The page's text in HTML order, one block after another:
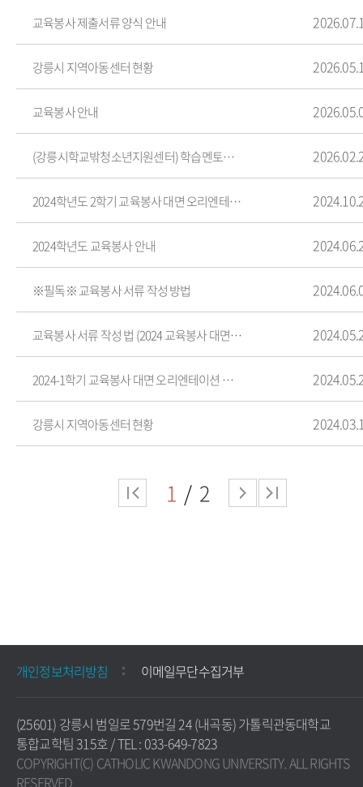
교육봉사 제출서류 양식 안내
강릉시 지역아동센터 현황
교육봉사 안내
(강릉시학교밖청소년지원센터) 학습멘토링 교육봉사자 모집 공고문
2024학년도 2학기 교육봉사 대면 오리엔테이션 안내
2024학년도 교육봉사 안내
※필독※ 교육봉사 서류 작성 방법
교육봉사 서류 작성 법 (2024 교육봉사 대면 오리엔테이션 자료)
2024-1학기 교육봉사 대면 오리엔테이션 진행
강릉시 지역아동센터 현황
1 2
개인정보처리방침 이메일무단수집거부
(25601) 강릉시 범일로 579번길 24 (내곡동) 가톨릭관동대학교
통합교학팀 315호 / TEL : 033-649-7823
COPYRIGHT(C) CATHOLIC KWANDONG UNIVERSITY. ALL RIGHTS
RESERVED.